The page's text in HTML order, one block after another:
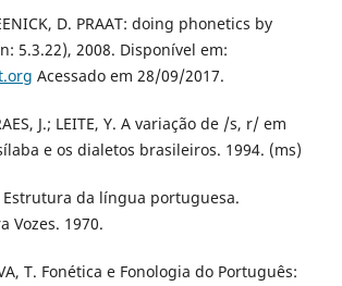
D. PRAAT: doing phonetics by
5.3.22), 2008. Disponível em:
Acessado em 28/09/2017.
J.; LEITE, Y. A variação de /s, r/ em
e os dialetos brasileiros. 1994. (ms)
Estrutura da língua portuguesa.
Vozes. 1970.
T. Fonética e Fonologia do Português: